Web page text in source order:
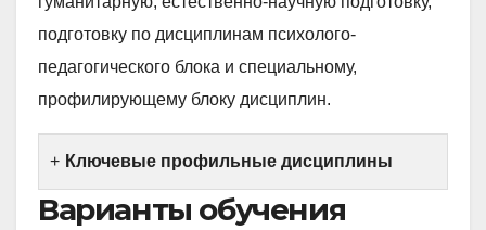
подготовку по дисциплинам психолого-
педагогического блока и специальному,
профилирующему блоку дисциплин.
Ключевые профильные дисциплины
Варианты обучения